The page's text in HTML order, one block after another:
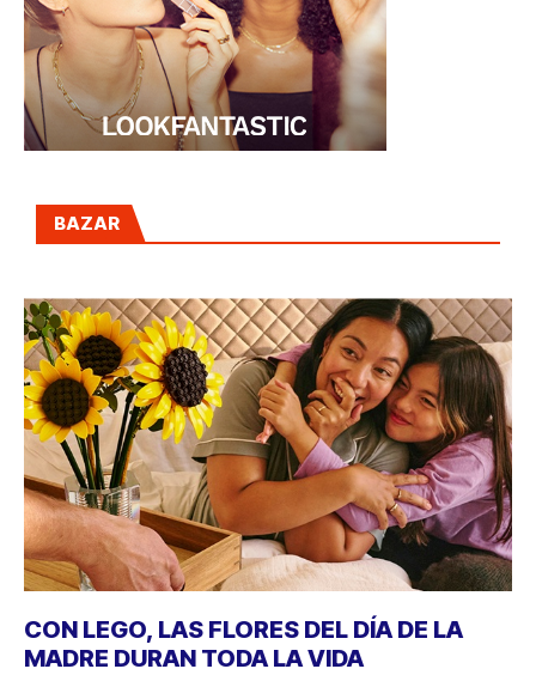
BAZAR
CON LEGO, LAS FLORES DEL DÍA DE LA
MADRE DURAN TODA LA VIDA